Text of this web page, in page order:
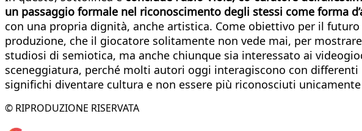
un passaggio formale nel riconoscimento degli stessi come forma
con una propria dignità, anche artistica. Come obiettivo per il
produzione, che il giocatore solitamente non vede mai, per
studiosi di semiotica, ma anche chiunque sia interessato ai
sceneggiatura, perché molti autori oggi interagiscono con
significhi diventare cultura e non essere più riconosciuti
© RIPRODUZIONE RISERVATA